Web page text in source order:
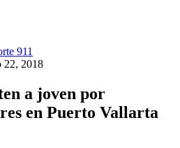
911
22, 2018
a joven por
en Puerto Vallarta